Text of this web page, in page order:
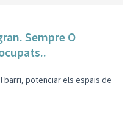
Sempre O
barri, potenciar els espais de